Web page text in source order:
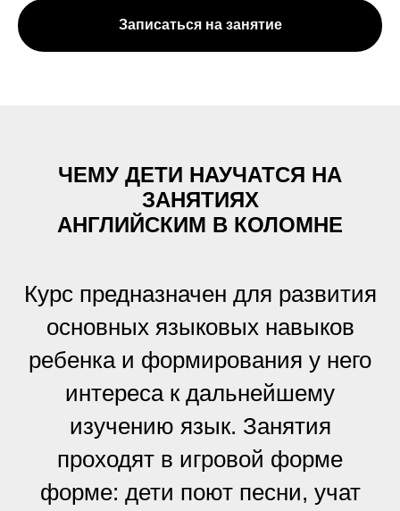
Записаться на занятие
ЧЕМУ ДЕТИ НАУЧАТСЯ НА
ЗАНЯТИЯХ
АНГЛИЙСКИМ В КОЛОМНЕ
Курс предназначен для развития
основных языковых навыков
ребенка и формирования у него
интереса к дальнейшему
изучению язык. Занятия
проходят в игровой форме
форме: дети поют песни, учат